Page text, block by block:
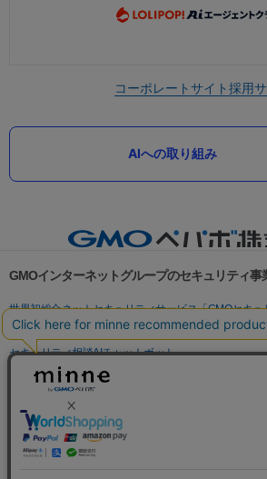
コーポレートサイト採用
AIへの取り組み
GMOインターネットグループのセキュリティ事
世界初総合ネットセキュリティサービス「GMOセキュ
パスワード漏洩診断
Webサイトリスク診断
セキュリティ相談AIチャットボット
実在証明・盗聴対策
サイバー攻撃対策（GMO Flatt Security）
セキュリティ事業の軌跡